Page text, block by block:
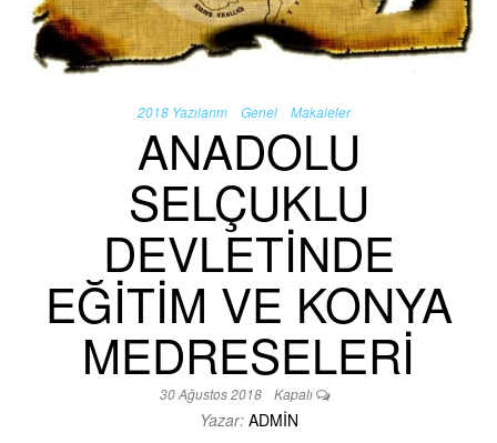
2018 Yazılarım Genel Makaleler
ANADOLU
SELÇUKLU
DEVLETİNDE
EĞİTİM VE KONYA
MEDRESELERİ
30 Ağustos 2018 Kapalı
Yazar: ADMIN